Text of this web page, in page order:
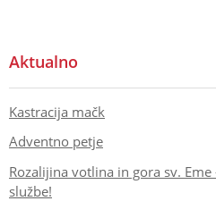
Aktualno
Kastracija mačk
Adventno petje
Rozalijina votlina in gora sv.
službe!